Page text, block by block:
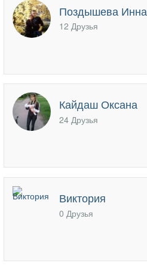
Поздышева Инна
12 Друзья
Кайдаш Оксана
24 Друзья
Виктория
0 Друзья